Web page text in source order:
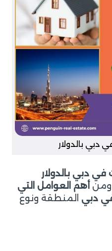
دبي بالدولار
دبي بالدولار
ومن أهم العوامل التي
في دبي المنطقة ونوع